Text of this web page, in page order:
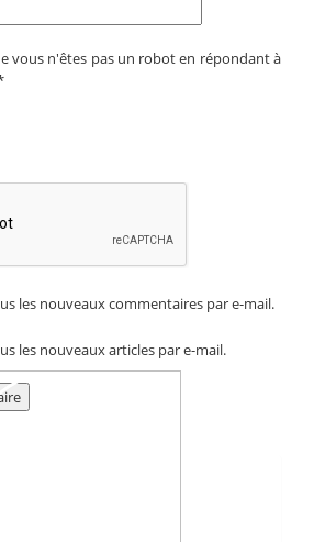
vous n'êtes pas un robot en répondant à
les nouveaux commentaires par e-mail.
les nouveaux articles par e-mail.